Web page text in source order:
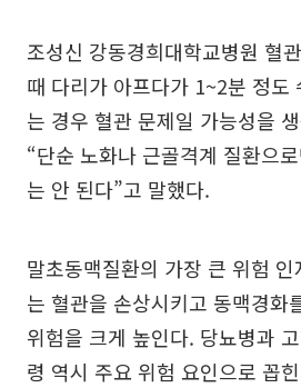
조성신 강동경희대학교병원 혈
때 다리가 아프다가 1~2분 정도
는 경우 혈관 문제일 가능성을
“단순 노화나 근골격계 질환으
는 안 된다”고 말했다.
말초동맥질환의 가장 큰 위험
는 혈관을 손상시키고 동맥경화
위험을 크게 높인다. 당뇨병과
령 역시 주요 위험 요인으로 꼽